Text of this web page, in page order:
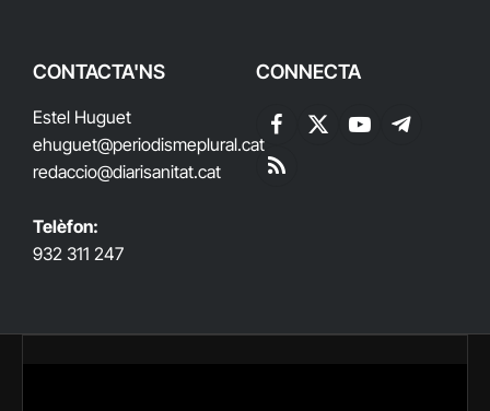
CONTACTA'NS
Estel Huguet
ehuguet@periodismeplural.cat
redaccio@diarisanitat.cat
Telèfon:
932 311 247
CONNECTA
Facebook
X
YouTubeTelegram
RSS